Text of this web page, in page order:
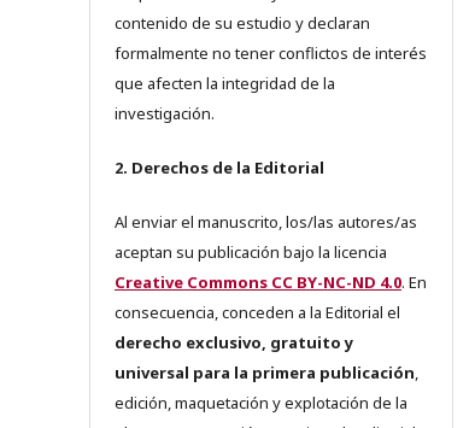
contenido de su estudio y declaran
formalmente no tener conflictos de interés
que afecten la integridad de la
investigación.
2. Derechos de la Editorial
Al enviar el manuscrito, los/las autores/as
aceptan su publicación bajo la licencia
Creative Commons CC BY-NC-ND 4.0. En
consecuencia, conceden a la Editorial el
derecho exclusivo, gratuito y
universal para la primera publicación
edición, maquetación y explotación de la